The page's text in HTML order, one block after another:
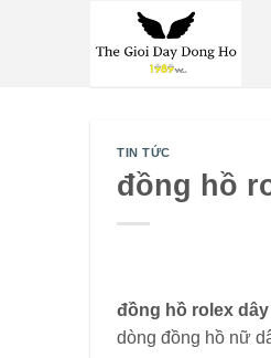
TIN TỨC
đồng hồ
đồng hồ rolex
dòng đồng hồ nữ